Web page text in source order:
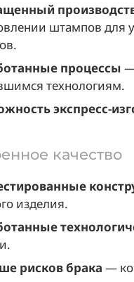
штампов для
процессы —
технологиям.
экспресс-
качество
изделия.
рисков брака —